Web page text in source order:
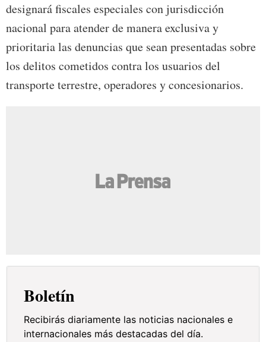
designará fiscales especiales con jurisdicción
nacional para atender de manera exclusiva y
prioritaria las denuncias que sean presentadas sobre
los delitos cometidos contra los usuarios del
transporte terrestre, operadores y concesionarios.
Boletín
Recibirás diariamente las noticias nacionales e
internacionales más destacadas del día.